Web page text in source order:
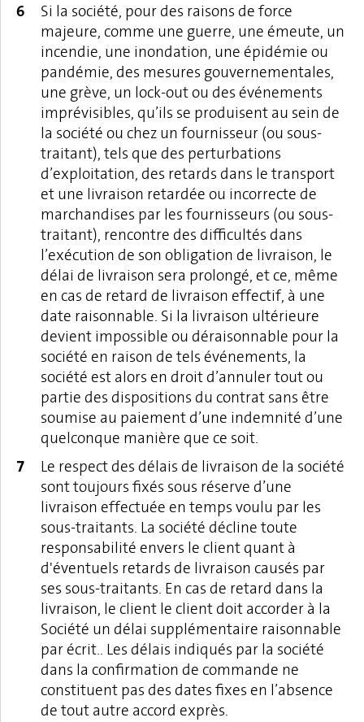
Si la société, pour des raisons de force
majeure, comme une guerre, une émeute, un
incendie, une inondation, une épidémie ou
pandémie, des mesures gouvernementales,
une grève, un lock-out ou des événements
imprévisibles, qu’ils se produisent au sein de
la société ou chez un fournisseur (ou sous-
traitant), tels que des perturbations
d’exploitation, des retards dans le transport
et une livraison retardée ou incorrecte de
marchandises par les fournisseurs (ou sous-
traitant), rencontre des difficultés dans
l’exécution de son obligation de livraison, le
délai de livraison sera prolongé, et ce, même
en cas de retard de livraison effectif, à une
date raisonnable. Si la livraison ultérieure
devient impossible ou déraisonnable pour la
société en raison de tels événements, la
société est alors en droit d’annuler tout ou
partie des dispositions du contrat sans être
soumise au paiement d’une indemnité d’une
quelconque manière que ce soit.
Le respect des délais de livraison de la société
sont toujours fixés sous réserve d’une
livraison effectuée en temps voulu par les
sous-traitants. La société décline toute
responsabilité envers le client quant à
d'éventuels retards de livraison causés par
ses sous-traitants. En cas de retard dans la
livraison, le client le client doit accorder à la
Société un délai supplémentaire raisonnable
par écrit.. Les délais indiqués par la société
dans la confirmation de commande ne
constituent pas des dates fixes en l’absence
de tout autre accord exprès.